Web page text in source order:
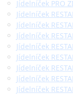
Jídelníček PRO
Jídelníček
Jídelníček
Jídelníček
Jídelníček
Jídelníček
Jídelníček
Jídelníček
Jídelníček